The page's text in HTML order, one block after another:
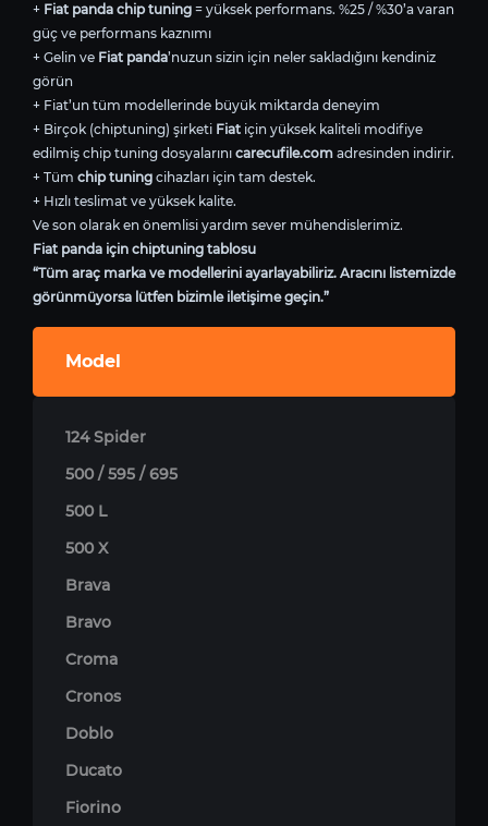
+ Fiat panda chip tuning = yüksek performans. %25 / %30’a varan
güç ve performans kaznımı
+ Gelin ve Fiat panda’nuzun sizin için neler sakladığını kendiniz
görün
+ Fiat’un tüm modellerinde büyük miktarda deneyim
+ Birçok (chiptuning) şirketi Fiat için yüksek kaliteli modifiye
edilmiş chip tuning dosyalarını carecufile.com adresinden indirir.
+ Tüm chip tuning cihazları için tam destek.
+ Hızlı teslimat ve yüksek kalite.
Ve son olarak en önemlisi yardım sever mühendislerimiz.
Fiat panda için chiptuning tablosu
“Tüm araç marka ve modellerini ayarlayabiliriz. Aracını listemizde
görünmüyorsa lütfen bizimle iletişime geçin.”
Model
124 Spider
500 / 595 / 695
500 L
500 X
Brava
Bravo
Croma
Cronos
Doblo
Ducato
Fiorino